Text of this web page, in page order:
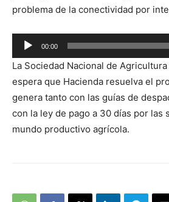
problema de la conectividad por
Reproductor
de
audio
00:00
La Sociedad Nacional de
espera que Hacienda resuelva el
genera tanto con las guías de
con la ley de pago a 30 días por las
mundo productivo agrícola.